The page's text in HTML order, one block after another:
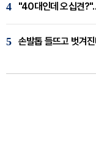
4 "40대인데 오십견
5 손발톱 들뜨고 벗겨